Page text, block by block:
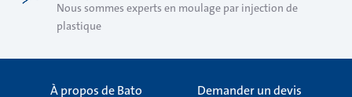
Nous sommes experts en moulage par injection de
plastique
À propos de Bato Demander un devis